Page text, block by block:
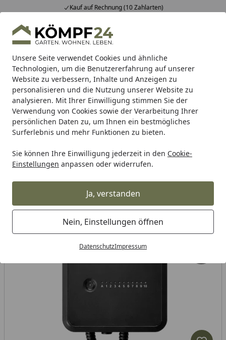
Unsere Seite verwendet Cookies und ähnliche
Technologien, um die Benutzererfahrung auf unserer
Website zu verbessern, Inhalte und Anzeigen zu
personalisieren und die Nutzung unserer Website zu
analysieren. Mit Ihrer Einwilligung stimmen Sie der
Verwendung von Cookies sowie der Verarbeitung Ihrer
persönlichen Daten zu, um Ihnen ein bestmögliches
Surferlebnis und mehr Funktionen zu bieten.
Sie können Ihre Einwilligung jederzeit in den Cookie-
Einstellungen anpassen oder widerrufen.
Ja, verstanden
Nein, Einstellungen öffnen
DatenschutzImpressum
Kauf auf Rechnung (10 Zahlarten)
Alle Produkte
Mein Konto
Suchen
Startseite
Alles für den Garten Außenleuchten Zubehör für
Lightpro Transformator 100W
Touch inkl. Timer, Lichtsensor und
Verbinder M